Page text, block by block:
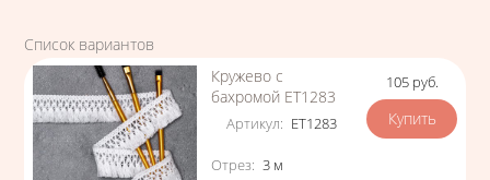
Список вариантов
Кружево с
бахромой ЕТ1283
Артикул: ЕТ1283
Характеристики
Отрез: 3 м
Цена
105 руб.